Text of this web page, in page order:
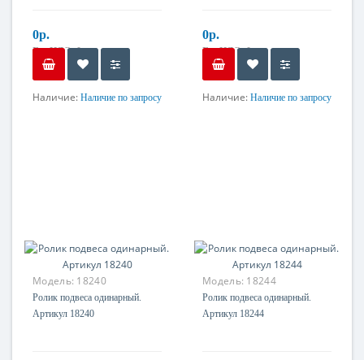
0р.
Без НДС: 0р.
Наличие: Наличие по запросу
0р.
Без НДС: 0р.
Наличие: Наличие по запросу
Модель: 18240
Ролик подвеса одинарный.
Артикул 18240
Модель: 18244
Ролик подвеса одинарный.
Артикул 18244